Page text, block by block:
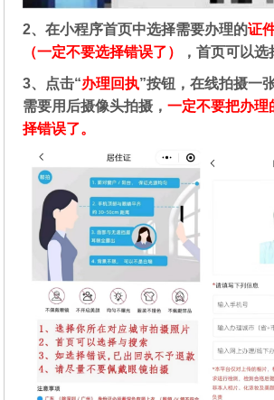
2、在小程序首页中选择需要办理的证
（一定不要选择错误了）
，首页可以选
3、点击“办理回执”按钮，在线拍摄一
需要用后摄像头拍摄，一定不要把办理
择错误了。